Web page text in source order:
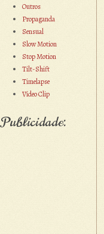
Outros
Propaganda
Sensual
Slow Motion
Stop Motion
Tilt-Shift
Timelapse
Vídeo Clip
Publicidade: